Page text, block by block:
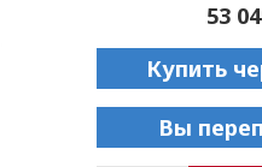
53
Купить
Вы